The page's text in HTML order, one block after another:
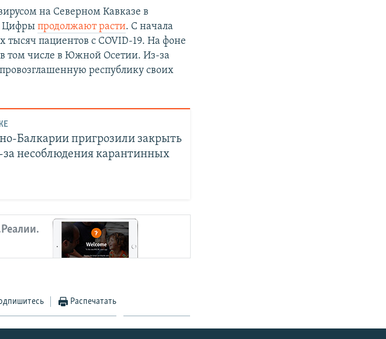
на Северном Кавказе в
Цифрыпродолжают расти. С начала
пациентов с COVID-19. На фоне
том числе в Южной Осетии. Из-за
республику своих
Балкарии пригрозили закрыть
за несоблюдения карантинных
Распечатать